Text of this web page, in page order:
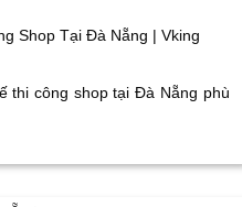
Shop Tại Đà Nẵng | Vking
thi công shop tại Đà Nẵng phù